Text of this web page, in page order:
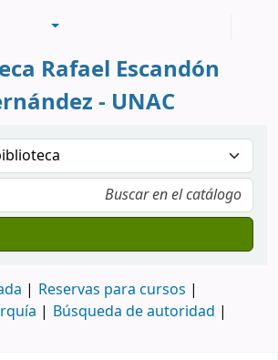
Rafael Escandón
- UNAC
Reservas para cursos
Búsqueda de autoridad